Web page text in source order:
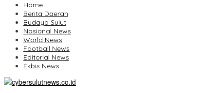
Home
Berita Daerah
Budaya Sulut
Nasional News
World News
Football News
Editorial News
Ekbis News